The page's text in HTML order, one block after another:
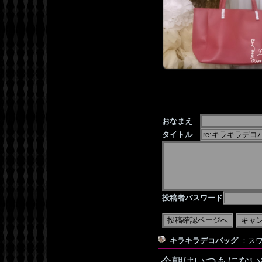
おなまえ
タイトル
投稿者パスワード
キラキラデコバッグ ：ス